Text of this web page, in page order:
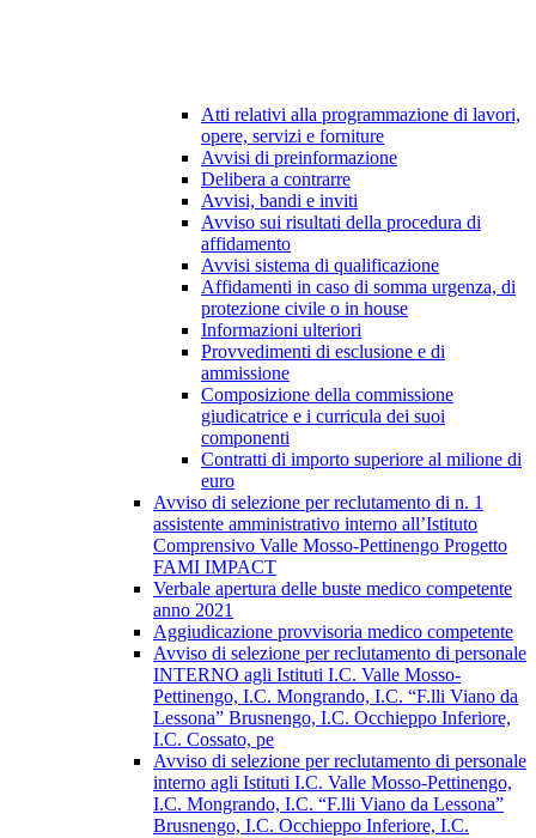
Atti relativi alla programmazione di lavori,
opere, servizi e forniture
Avvisi di preinformazione
Delibera a contrarre
Avvisi, bandi e inviti
Avviso sui risultati della procedura di
affidamento
Avvisi sistema di qualificazione
Affidamenti in caso di somma urgenza, di
protezione civile o in house
Informazioni ulteriori
Provvedimenti di esclusione e di
ammissione
Composizione della commissione
giudicatrice e i curricula dei suoi
componenti
Contratti di importo superiore al milione di
euro
Avviso di selezione per reclutamento di n. 1
assistente amministrativo interno all’Istituto
Comprensivo Valle Mosso-Pettinengo Progetto
FAMI IMPACT
Verbale apertura delle buste medico competente
anno 2021
Aggiudicazione provvisoria medico competente
Avviso di selezione per reclutamento di personale
INTERNO agli Istituti I.C. Valle Mosso-
Pettinengo, I.C. Mongrando, I.C. “F.lli Viano da
Lessona” Brusnengo, I.C. Occhieppo Inferiore,
I.C. Cossato, pe
Avviso di selezione per reclutamento di personale
interno agli Istituti I.C. Valle Mosso-Pettinengo,
I.C. Mongrando, I.C. “F.lli Viano da Lessona”
Brusnengo, I.C. Occhieppo Inferiore, I.C.